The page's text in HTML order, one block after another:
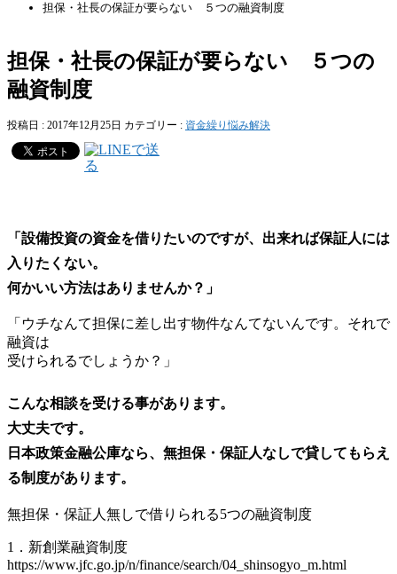
担保・社長の保証が要らない ５つの融資制度
担保・社長の保証が要らない ５つの
融資制度
投稿日 : 2017年12月25日 カテゴリー : 資金繰り悩み解決
「設備投資の資金を借りたいのですが、出来れば保証人には
入りたくない。
何かいい方法はありませんか？」
「ウチなんて担保に差し出す物件なんてないんです。それで
融資は
受けられるでしょうか？」
こんな相談を受ける事があります。
大丈夫です。
日本政策金融公庫なら、無担保・保証人なしで貸してもらえ
る制度があります。
無担保・保証人無しで借りられる5つの融資制度
1．新創業融資制度
https://www.jfc.go.jp/n/finance/search/04_shinsogyo_m.html